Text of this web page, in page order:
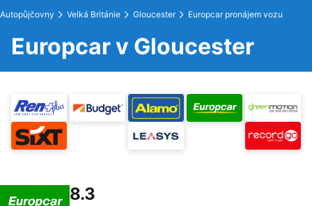
Autopůjčovny Velká Británie Gloucester Europcar pronájem vozu
Europcar v Gloucester
8.3